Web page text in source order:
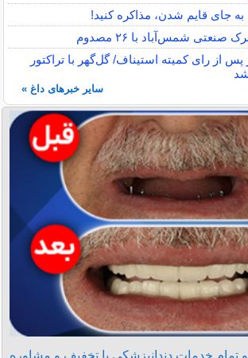
جای قایم شدن، مذاکره کنید!
از رای کمیته استیناف/ گل‌گهر با تراکتور
سایر خبرهای داغ »
و تمام خدمات دندانپزشکی با تخفیف و مشاوره